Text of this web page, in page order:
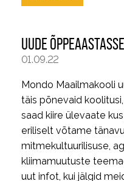
UUDE
01.09.22
Mondo Maailmakooli
täis põnevaid
saad kiire ülevaate
eriliselt võtame
mitmekultuurilisuse,
kliimamuutuste
uut infot, kui jälgid